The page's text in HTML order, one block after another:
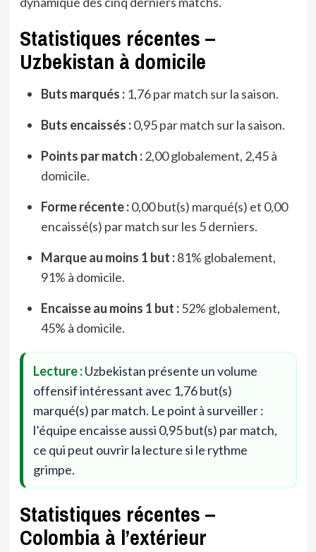
Statistiques récentes –
Uzbekistan à domicile
Buts marqués :1,76 par match sur la saison.
Buts encaissés :0,95 par match sur la saison.
Points par match :2,00 globalement, 2,45 à
domicile.
Forme récente :0,00 but(s) marqué(s) et 0,00
encaissé(s) par match sur les 5 derniers.
Marque au moins 1 but :81% globalement,
91% à domicile.
Encaisse au moins 1 but :52% globalement,
45% à domicile.
Lecture :Uzbekistan présente un volume
offensif intéressant avec 1,76 but(s)
marqué(s) par match. Le point à surveiller :
l’équipe encaisse aussi 0,95 but(s) par match,
ce qui peut ouvrir la lecture si le rythme
grimpe.
Statistiques récentes –
Colombia à l’extérieur